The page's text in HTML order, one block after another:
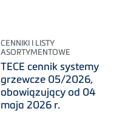
CENNIKI I LISTY
ASORTYMENTOWE
TECE cennik systemy
grzewcze 05/2026,
obowiązujący od 04
maja 2026 r.